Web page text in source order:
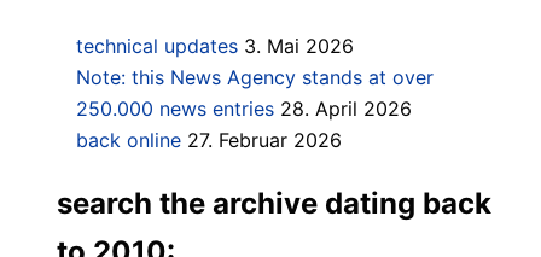
technical updates 3. Mai 2026
Note: this News Agency stands at over
250.000 news entries 28. April 2026
back online 27. Februar 2026
search the archive dating back